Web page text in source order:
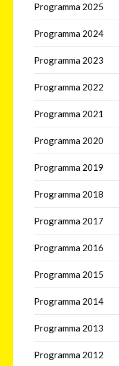
Programma 2025
Programma 2024
Programma 2023
Programma 2022
Programma 2021
Programma 2020
Programma 2019
Programma 2018
Programma 2017
Programma 2016
Programma 2015
Programma 2014
Programma 2013
Programma 2012